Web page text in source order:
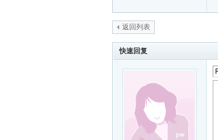
返回列表
快速回复